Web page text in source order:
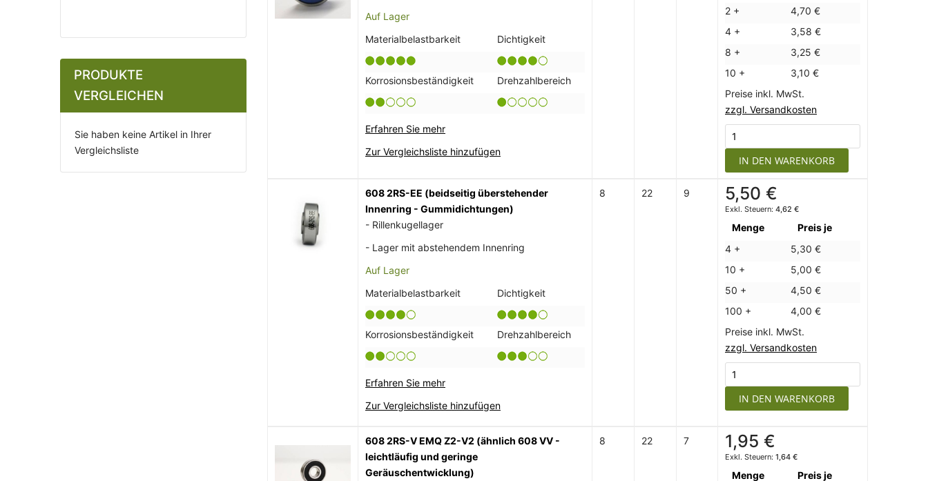
Auf Lager
Materialbelastbarkeit
Dichtigkeit
Korrosionsbeständigkeit Drehzahlbereich
Erfahren Sie mehr
Zur Vergleichsliste hinzufügen
2 +
4,70 €
4 +
3,58 €
8 +
3,25 €
10 +
3,10 €
Preise inkl. MwSt.
zzgl. Versandkosten
IN DEN WARENKORB
608 2RS-EE (beidseitig überstehender
Innenring - Gummidichtungen)
- Rillenkugellager
- Lager mit abstehendem Innenring
Auf Lager
Materialbelastbarkeit
Dichtigkeit
Korrosionsbeständigkeit Drehzahlbereich
Erfahren Sie mehr
Zur Vergleichsliste hinzufügen
8 22 9 5,50 €
4,62 €
Menge
Preis je
4 +
5,30 €
10 +
5,00 €
50 +
4,50 €
100 +
4,00 €
Preise inkl. MwSt.
zzgl. Versandkosten
IN DEN WARENKORB
608 2RS-V EMQ Z2-V2 (ähnlich 608 VV -
leichtläufig und geringe
Geräuschentwicklung)
8 22 7 1,95 €
1,64 €
Menge Preis je
PRODUKTE
VERGLEICHEN
Sie haben keine Artikel in Ihrer
Vergleichsliste